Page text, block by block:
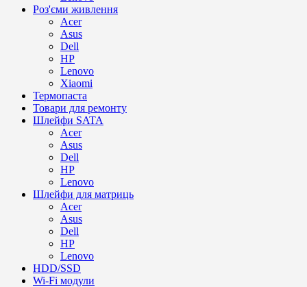
Роз'єми живлення
Acer
Asus
Dell
HP
Lenovo
Xiaomi
Термопаста
Товари для ремонту
Шлейфи SATA
Acer
Asus
Dell
HP
Lenovo
Шлейфи для матриць
Acer
Asus
Dell
HP
Lenovo
HDD/SSD
Wi-Fi модули